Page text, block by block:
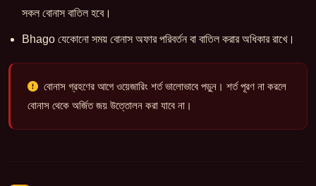
সকল বোনাস বাতিল হবে।
Bhago যেকোনো সময় বোনাস অফার পরিবর্তন বা বাতিল করার অধিকার রাখে।
বোনাস গ্রহণের আগে ওয়েজারিং শর্ত ভালোভাবে পড়ুন। শর্ত পূরণ না করলে
বোনাস থেকে অর্জিত জয় উত্তোলন করা যাবে না।